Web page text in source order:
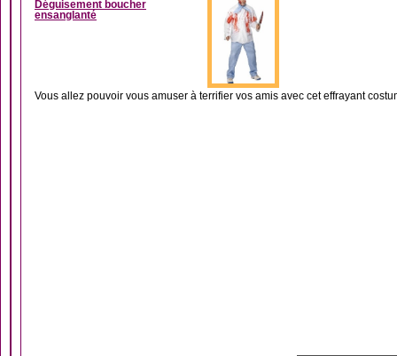
Déguisement boucher
ensanglanté
Vous allez pouvoir vous amuser à terrifier vos amis avec cet effrayant